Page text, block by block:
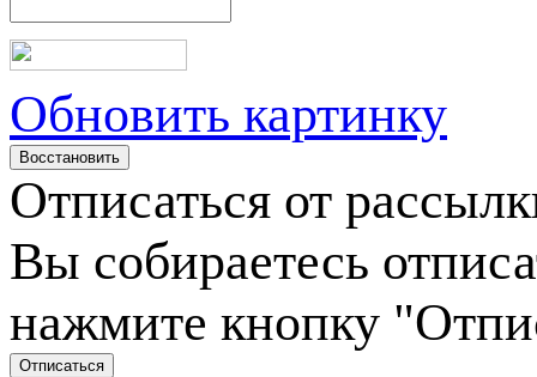
Обновить картинку
Отписаться от
Вы собираетесь
нажмите кнопку